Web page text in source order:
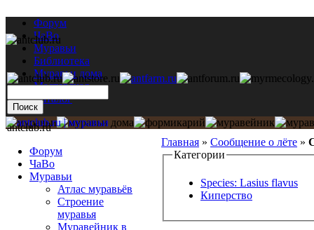
Форум
ЧаВо
Муравьи
Библиотека
Муравьи дома
Мастерская
Каталог
Главная » Сообщение о лёте »
Категории
Species: Lasius flavus
Киперство
antclub.ru
Форум
ЧаВо
Муравьи
Атлас муравьёв
Строение
муравья
Муравейник в